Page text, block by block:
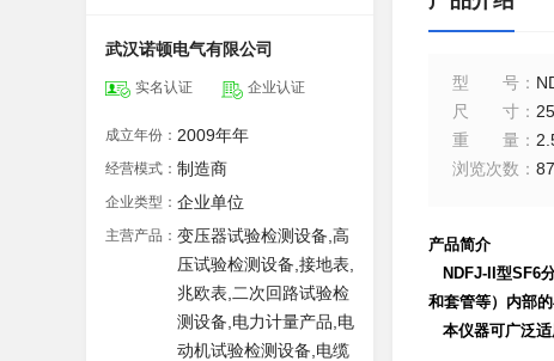
武汉诺顿电气有限公司
实名认证 企业认证
成立年份： 2009年年
经营模式： 制造商
企业类型： 企业单位
主营产品： 变压器试验检测设备,高
压试验检测设备,接地表,
兆欧表,二次回路试验检
测设备,电力计量产品,电
动机试验检测设备,电缆
型号 ：
尺寸 ：
重量 ：
浏览次数 ： 87
产品简介
NDFJ-II型SF6
和套管等）内部的
本仪器可广泛适